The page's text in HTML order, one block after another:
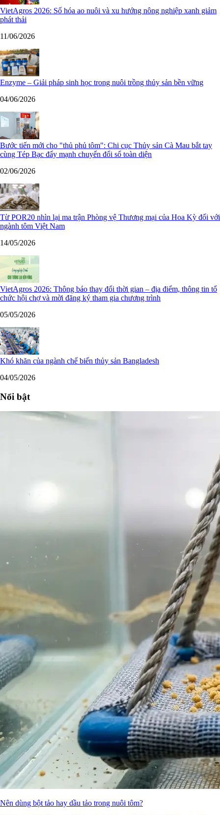
VietAgros 2026: Số hóa ao nuôi và xu hướng nông nghiệp xanh giảm
phát thải
11/06/2026
Enzyme – Giải pháp sinh học trong nuôi trồng thủy sản bền vững
04/06/2026
Bước tiến mới cho "thủ phủ tôm": Chi cục Thủy sản Cà Mau bắt tay
cùng Tép Bạc đẩy mạnh chuyển đổi số toàn diện
02/06/2026
Từ POR20 nhìn lại ma trận Phòng vệ Thương mại của Hoa Kỳ đối với
ngành tôm Việt Nam
14/05/2026
VietAgros 2026: Thông báo thay đổi thời gian – địa điểm, thông tin tổ
chức hội chợ và mời đăng ký tham gia chương trình
05/05/2026
Khó khăn của ngành chế biến thủy sản Bangladesh
04/05/2026
Nổi bật
Nên dùng bột tảo hay dầu tảo trong nuôi tôm?